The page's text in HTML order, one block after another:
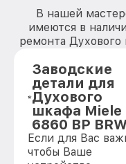
В нашей
имеются в
ремонта Духового
Заводские
детали для
Духового
шкафа Miele
6860 BP
Если для Вас
чтобы Ваше